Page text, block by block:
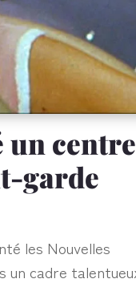
un centre
garde
les Nouvelles
un cadre